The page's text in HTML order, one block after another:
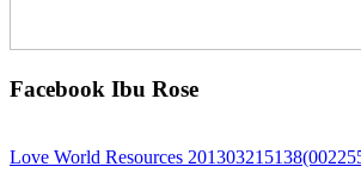
Facebook Ibu Rose
Love World Resources